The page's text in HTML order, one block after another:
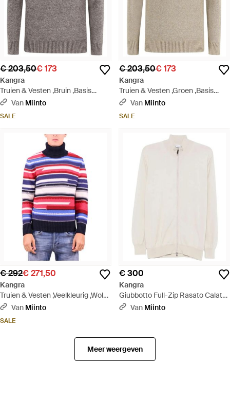
€ 203,50€ 173
Kangra
Truien & Vesten ,Bruin ,Basis
Ronde Hals Trui Blauw Lange
Van Miinto
SALE
€ 203,50€ 173
Kangra
Truien & Vesten ,Groen ,Basis
Ronde Hals Trui Blauw Lange
Van Miinto
SALE
€ 292€ 271,50
Kangra
Truien & Vesten ,Veelkleurig ,Wol
Blauwe Gestreepte Trui - Rood
Van Miinto
SALE
€ 300
Kangra
Giubbotto Full-Zip Rasato Calato
- WitVan Miinto
Meer weergeven